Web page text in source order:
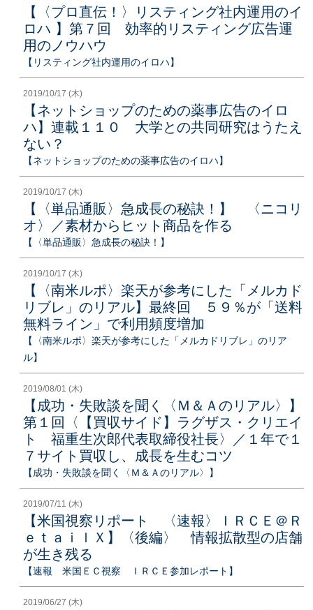
【〈プロ直伝！〉リスティング社内運用のイ
ロハ 】第７回 効率的リスティング広告運
用のノウハウ
【リスティング社内運用のイロハ】
2019/10/17 (木)
【ネットショップのための薬事広告のイロ
ハ】連載１１０ 大学との共同研究はうたえ
ない？
【ネットショップのための薬事広告のイロハ】
2019/10/17 (木)
【〈単品通販〉急成長の秘訣！】 〈ニコリ
オ〉／素材からヒット商品を作る
【〈単品通販〉急成長の秘訣！】
2019/10/17 (木)
【〈南米ルポ〉楽天が参考にした「メルカド
リブレ」のリアル】最終回 ５９％が「送料
無料ライン」で利用頻度増加
【〈南米ルポ〉楽天が参考にした「メルカドリブレ」のリア
ル】
2019/08/01 (木)
【成功・失敗談を聞く〈Ｍ＆Ａのリアル〉】
第１回〈【買収サイド】ラグザス・クリエイ
ト 福重生次郎代表取締役社長〉／１年で１
７サイト買収し、成長を生むコツ
【成功・失敗談を聞く〈Ｍ＆Ａのリアル〉】
2019/07/11 (木)
【米国視察リポート 〈速報〉ＩＲＣＥ＠Ｒ
ｅｔａｉｌＸ】〈後編〉 情報拡散型の店舗
が生き残る
【速報 米国ＥＣ視察 ＩＲＣＥ参加レポート】
2019/06/27 (木)